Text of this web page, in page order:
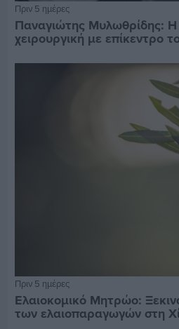
Πριν 5 ημέρες
Παναγιώτης Μυλωθρίδης: Η
χειρουργική με επίκεντρο
Πριν 5 ημέρες
Ελαιοκομικό Μητρώο:
των ελαιοπαραγωγών στη